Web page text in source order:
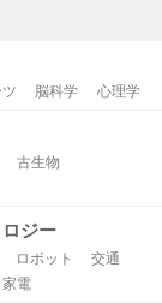
脳科学 心理学
古生物
ジー
ロボット
交通
家電